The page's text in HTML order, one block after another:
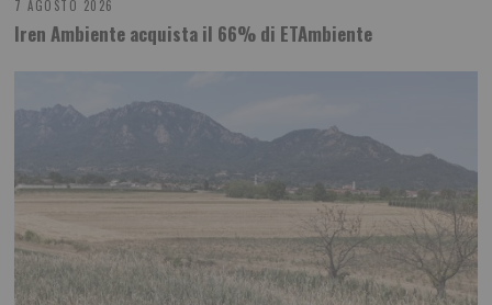
7 AGOSTO 2026
Iren Ambiente acquista il 66% di ETAmbiente